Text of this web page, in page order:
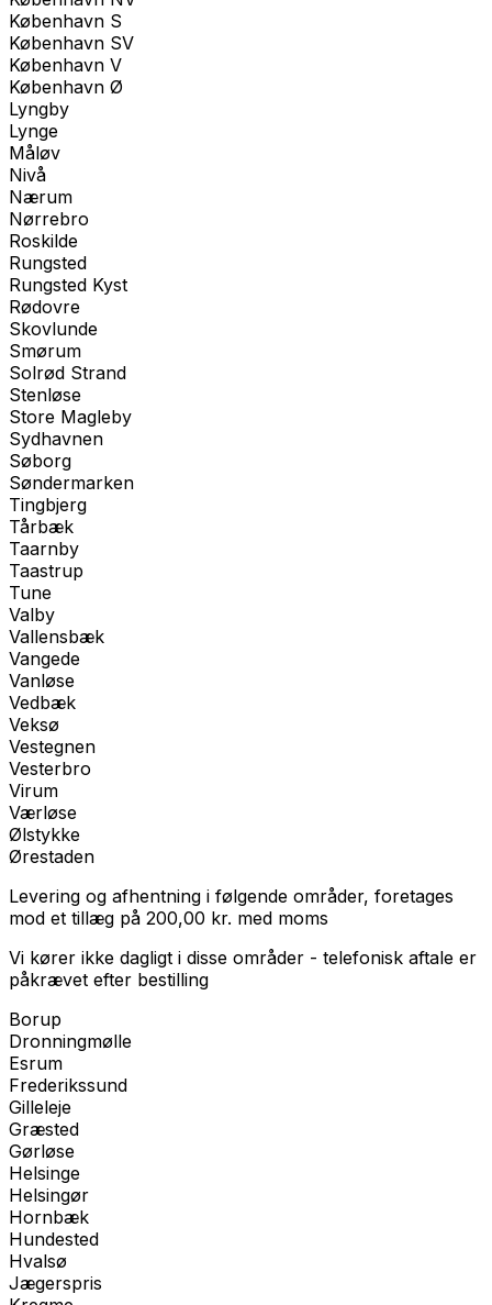
København S
København SV
København V
København Ø
Lyngby
Lynge
Måløv
Nivå
Nærum
Nørrebro
Roskilde
Rungsted
Rungsted Kyst
Rødovre
Skovlunde
Smørum
Solrød Strand
Stenløse
Store Magleby
Sydhavnen
Søborg
Søndermarken
Tingbjerg
Tårbæk
Taarnby
Taastrup
Tune
Valby
Vallensbæk
Vangede
Vanløse
Vedbæk
Veksø
Vestegnen
Vesterbro
Virum
Værløse
Ølstykke
Ørestaden
Levering og afhentning i følgende områder, foretages
mod et tillæg på 200,00 kr. med moms
Vi kører ikke dagligt i disse områder - telefonisk aftale er
påkrævet efter bestilling
Borup
Dronningmølle
Esrum
Frederikssund
Gilleleje
Græsted
Gørløse
Helsinge
Helsingør
Hornbæk
Hundested
Hvalsø
Jægerspris